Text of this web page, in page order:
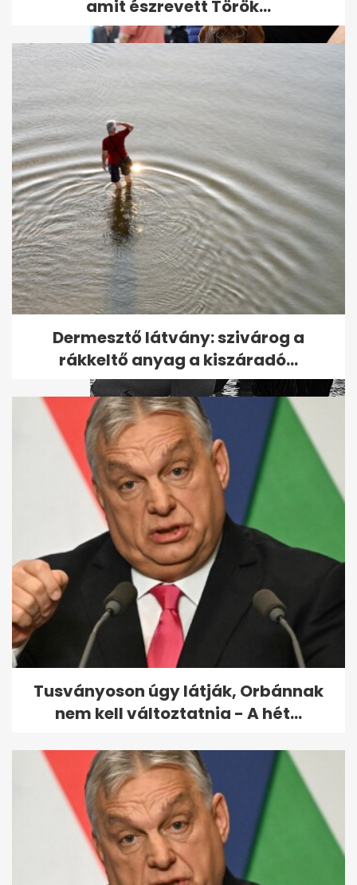
Elismerték, hogy egy helyen
biztosan törvénytelen volt a...
Tudja, mit csinált ma Vajna
Tímea?
amit észrevett Török...
Dermesztő látvány: szivárog a
rákkeltő anyag a kiszáradó...
Tusványoson úgy látják, Orbánnak
nem kell változtatnia - A hét...